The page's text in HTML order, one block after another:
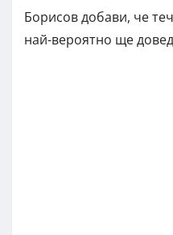
Борисов добави, че
най-вероятно ще